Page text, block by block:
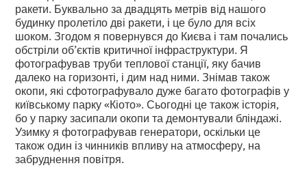
ракети. Буквально за двадцять метрів від нашого
будинку пролетіло дві ракети, і це було для всіх
шоком. Згодом я повернувся до Києва і там почались
обстріли об’єктів критичної інфраструктури. Я
фотографував труби теплової станції, яку бачив
далеко на горизонті, і дим над ними. Знімав також
окопи, які сфотографувало дуже багато фотографів у
київському парку «Кіото». Сьогодні це також історія,
бо у парку засипали окопи та демонтували бліндажі.
Узимку я фотографував генератори, оскільки це
також один із чинників впливу на атмосферу, на
забруднення повітря.